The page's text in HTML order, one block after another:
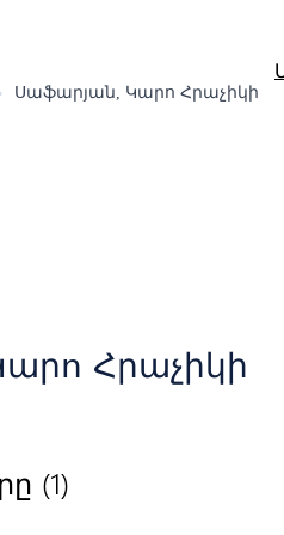
› Սաֆարյան, Կարո Հրաչիկի
Հրաչիկի
(1)